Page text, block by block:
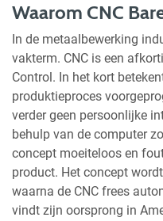
Waarom CNC
In de metaalbewerking
vakterm. CNC is een
Control. In het kort
produktieproces
verder geen persoonlijke
behulp van de computer
concept moeiteloos en
product. Het concept
waarna de CNC frees
vindt zijn oorsprong in